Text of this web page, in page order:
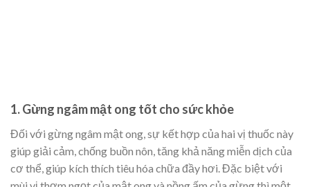
1. Gừng ngâm mật ong tốt cho sức khỏe
Đối với gừng ngâm mật ong, sự kết hợp của hai vị thuốc này
giúp giải cảm, chống buồn nôn, tăng khả năng miễn dịch của
cơ thể, giúp kích thích tiêu hóa chữa đầy hơi. Đặc biệt với